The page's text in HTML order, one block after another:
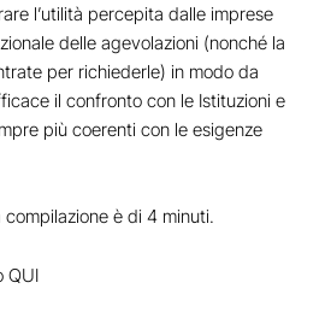
l’utilità percepita dalle imprese
delle agevolazioni (nonché la
per richiederle) in modo da
il confronto con le Istituzioni e
più coerenti con le esigenze
è di 4 minuti.
QUI